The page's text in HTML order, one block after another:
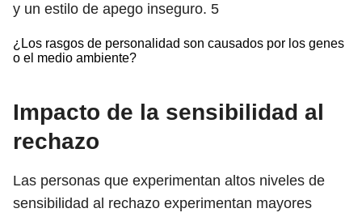
y un estilo de apego inseguro. 5
¿Los rasgos de personalidad son causados ​​por los genes
o el medio ambiente?
Impacto de la sensibilidad al
rechazo
Las personas que experimentan altos niveles de
sensibilidad al rechazo experimentan mayores